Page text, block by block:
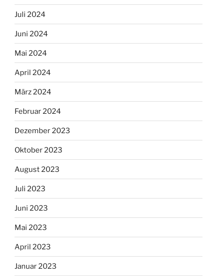
Juli 2024
Juni 2024
Mai 2024
April 2024
März 2024
Februar 2024
Dezember 2023
Oktober 2023
August 2023
Juli 2023
Juni 2023
Mai 2023
April 2023
Januar 2023